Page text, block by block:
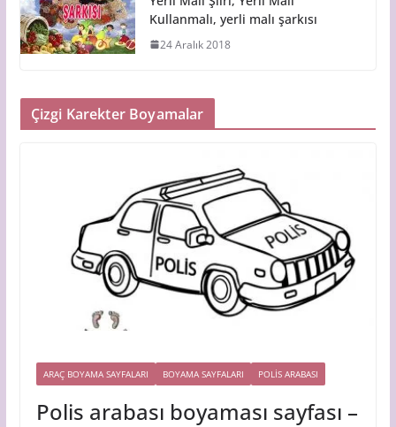
Kullanmalı, yerli malı şarkısı
24 Aralık 2018
Çizgi Karekter Boyamalar
ARAÇ BOYAMA SAYFALARI BOYAMA SAYFALARI POLIS ARABASI
Polis arabası boyaması sayfası –